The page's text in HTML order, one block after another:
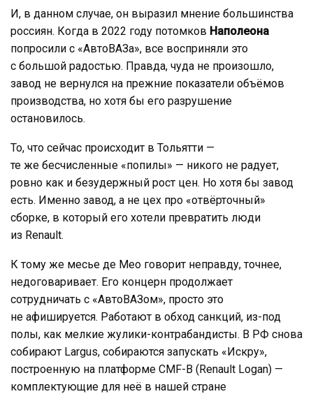
И, в данном случае, он выразил мнение большинства
россиян. Когда в 2022 году потомков Наполеона
попросили с «АвтоВАЗа», все восприняли это
с большой радостью. Правда, чуда не произошло,
завод не вернулся на прежние показатели объёмов
производства, но хотя бы его разрушение
остановилось.
То, что сейчас происходит в Тольятти —
те же бесчисленные «попилы» — никого не радует,
ровно как и безудержный рост цен. Но хотя бы завод
есть. Именно завод, а не цех про «отвёрточный»
сборке, в который его хотели превратить люди
из Renault.
К тому же месье де Мео говорит неправду, точнее,
недоговаривает. Его концерн продолжает
сотрудничать с «АвтоВАЗом», просто это
не афишируется. Работают в обход санкций, из-под
полы, как мелкие жулики-контрабандисты. В РФ снова
собирают Largus, собираются запускать «Искру»,
построенную на платформе CMF-B (Renault Logan) —
комплектующие для неё в нашей стране